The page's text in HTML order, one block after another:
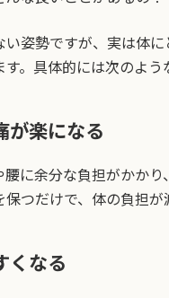
い姿勢ですが、実は体
。具体的には次のよう
が楽になる
腰に余分な負担がかか
つだけで、体の負担が
くなる